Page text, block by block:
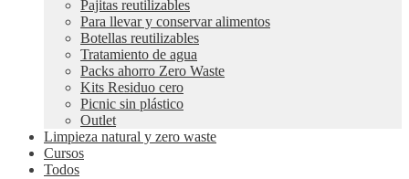
Pajitas reutilizables
Para llevar y conservar alimentos
Botellas reutilizables
Tratamiento de agua
Packs ahorro Zero Waste
Kits Residuo cero
Picnic sin plástico
Outlet
Limpieza natural y zero waste
Cursos
Todos